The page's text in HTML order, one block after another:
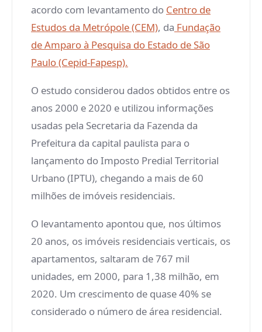
acordo com levantamento do Centro de
Estudos da Metrópole (CEM), da Fundação
de Amparo à Pesquisa do Estado de São
Paulo (Cepid-Fapesp).
O estudo considerou dados obtidos entre os
anos 2000 e 2020 e utilizou informações
usadas pela Secretaria da Fazenda da
Prefeitura da capital paulista para o
lançamento do Imposto Predial Territorial
Urbano (IPTU), chegando a mais de 60
milhões de imóveis residenciais.
O levantamento apontou que, nos últimos
20 anos, os imóveis residenciais verticais, os
apartamentos, saltaram de 767 mil
unidades, em 2000, para 1,38 milhão, em
2020. Um crescimento de quase 40% se
considerado o número de área residencial.